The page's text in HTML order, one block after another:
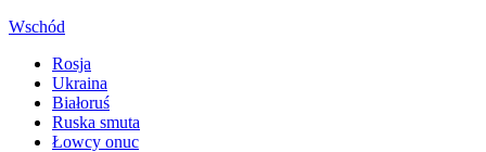
Wschód
Rosja
Ukraina
Białoruś
Ruska smuta
Łowcy onuc